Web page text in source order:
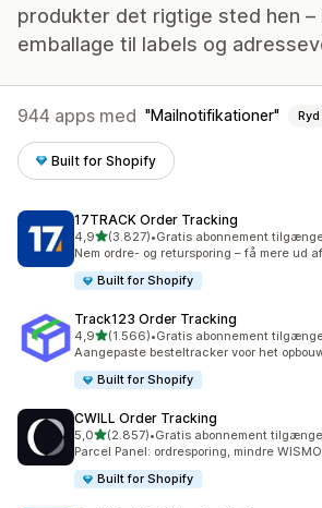
produkter det rigtige sted hen –
emballage til labels og
944 apps med Mailnotifikationer Ryd
Built for Shopify
17TRACK Order Tracking
4,9ud af 5 stjerner
(3.827)
3827 anmeldelser i alt
•Gratis abonnement
Nem ordre- og retursporing – få mere ud
Built for Shopify
Track123 Order Tracking
4,9ud af 5 stjerner
(1.566)
1566 anmeldelser i alt
•Gratis abonnement
Aangepaste besteltracker voor het
Built for Shopify
CWILL Order Tracking
5,0ud af 5 stjerner
(2.857)
2857 anmeldelser i alt
•Gratis abonnement
Parcel Panel: ordresporing, mindre
Built for Shopify